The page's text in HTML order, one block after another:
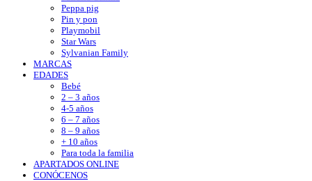
Peppa pig
Pin y pon
Playmobil
Star Wars
Sylvanian Family
MARCAS
EDADES
Bebé
2 – 3 años
4-5 años
6 – 7 años
8 – 9 años
+ 10 años
Para toda la familia
APARTADOS ONLINE
CONÓCENOS